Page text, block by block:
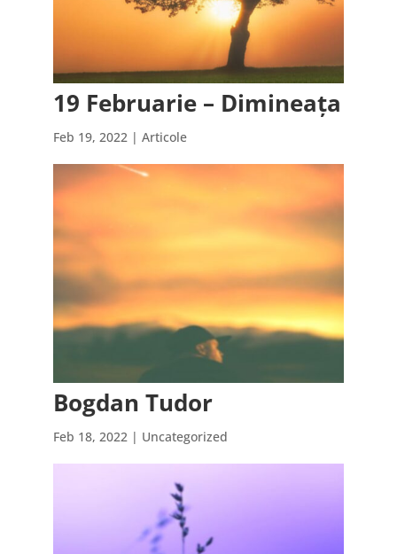
19 Februarie – Dimineața
Feb 19, 2022| Articole
Bogdan Tudor
Feb 18, 2022 | Uncategorized